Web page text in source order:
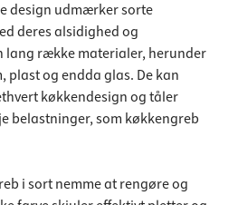
design udmærker sorte
deres alsidighed og
lang række materialer, herunder
og endda glas. De kan
køkkendesign og tåler
belastninger, som køkkengreb
i sort nemme at rengøre og